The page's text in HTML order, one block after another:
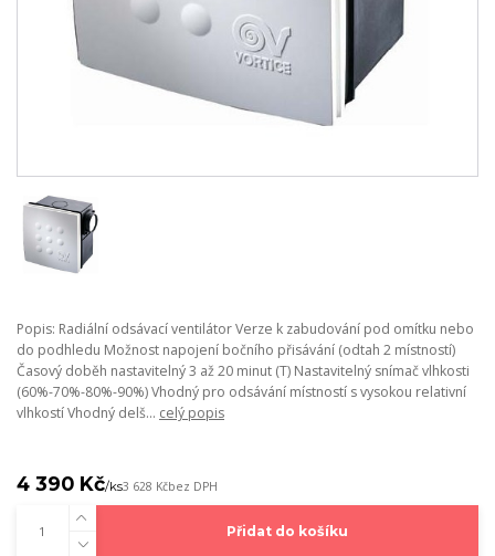
Popis: Radiální odsávací ventilátor Verze k zabudování pod omítku nebo
do podhledu Možnost napojení bočního přisávání (odtah 2 místností)
Časový doběh nastavitelný 3 až 20 minut (T) Nastavitelný snímač vlhkosti
(60%-70%-80%-90%) Vhodný pro odsávání místností s vysokou relativní
vlhkostí Vhodný delš... celý popis
4 390 Kč/ks3 628 Kčbez DPH
Přidat do košíku